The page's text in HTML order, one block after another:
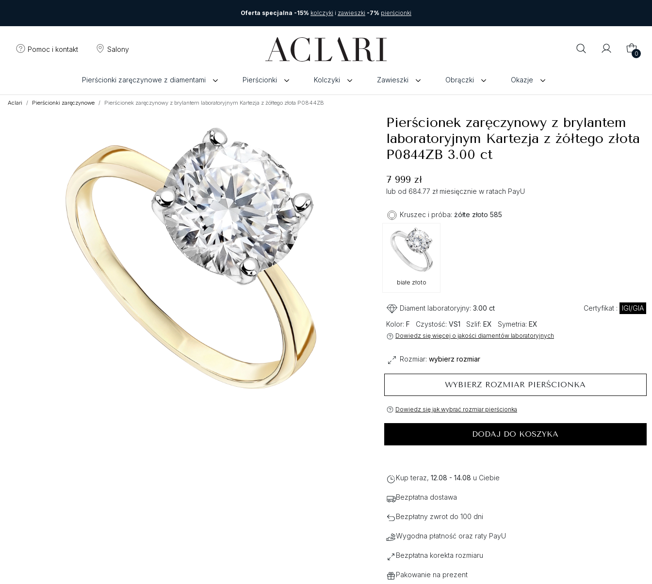
Oferta specjalna -15% kolczyki i zawieszki -7% pierścionki
Pomoc i kontakt Salony
0
Pierścionki zaręczynowe z diamentami Pierścionki Kolczyki Zawieszki Obrączki Okazje
Aclari Pierścionki zaręczynowe Pierścionek zaręczynowy z brylantem laboratoryjnym Kartezja z żółtego złota P0844ZB
Pierścionek zaręczynowy z brylantem
laboratoryjnym Kartezja z żółtego złota
P0844ZB 3.00 ct
7 999 zł
lub od 684.77 zł miesięcznie w ratach PayU
Kruszec i próba: żółte złoto 585
białe złoto
Diament laboratoryjny: 3.00 ct Certyfikat :
IGI/GIA
Kolor: F Czystość: VS1 Szlif: EX Symetria: EX
Dowiedz się więcej o jakości diamentów laboratoryjnych
Rozmiar: wybierz rozmiar
WYBIERZ ROZMIAR PIERŚCIONKA
Dowiedz się jak wybrać rozmiar pierścionka
DODAJ DO KOSZYKA
Kup teraz, 12.08 - 14.08 u Ciebie
Bezpłatna dostawa
Bezpłatny zwrot do 100 dni
Wygodna płatność oraz raty PayU
Bezpłatna korekta rozmiaru
Pakowanie na prezent